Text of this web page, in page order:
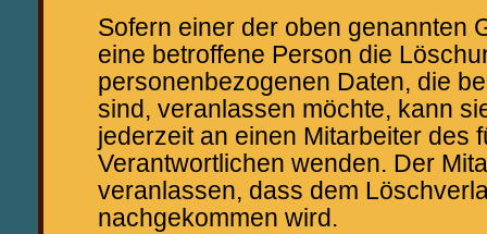
Sofern einer der oben genannten
eine betroffene Person die
personenbezogenen Daten, die
sind, veranlassen möchte, kann
jederzeit an einen Mitarbeiter des
Verantwortlichen wenden. Der
veranlassen, dass dem
nachgekommen wird.